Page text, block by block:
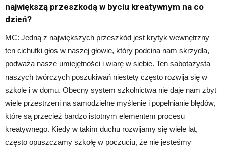
największą przeszkodą w byciu kreatywnym na co
dzień?
MC: Jedną z największych przeszkód jest krytyk wewnętrzny –
ten cichutki głos w naszej głowie, który podcina nam skrzydła,
podważa nasze umiejętności i wiarę w siebie. Ten sabotażysta
naszych twórczych poszukiwań niestety często rozwija się w
szkole i w domu. Obecny system szkolnictwa nie daje nam zbyt
wiele przestrzeni na samodzielne myślenie i popełnianie błędów,
które są przecież bardzo istotnym elementem procesu
kreatywnego. Kiedy w takim duchu rozwijamy się wiele lat,
często opuszczamy szkołę w poczuciu, że nie jesteśmy